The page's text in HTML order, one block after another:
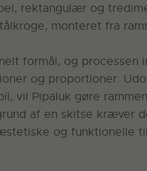
rektangulær og
monteret fra
formål, og processen
og proportioner.
vil Pipaluk gøre
af en skitse kræver
og funktionelle